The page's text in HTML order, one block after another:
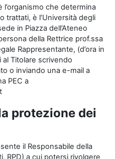
che determina
trattati, è l’Università degli
in Piazza dell’Ateneo
della Rettrice prof.ssa
Rappresentante, (d’ora in
al Titolare scrivendo
o inviando una e-mail a
PEC a
protezione dei
il Responsabile della
RPD) a cui potersi rivolgere